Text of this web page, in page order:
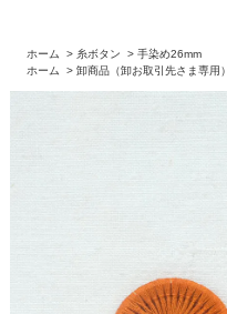
ホーム > 糸ボタン >手染め26mm
ホーム
>卸商品（卸お取引先さま専用）